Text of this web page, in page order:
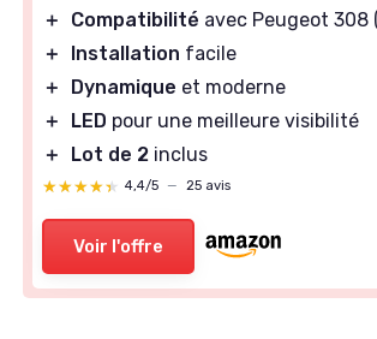
＋ Compatibilité avec Peugeot 308
＋
Installation facile
＋
Dynamique et moderne
＋
LED pour une meilleure visibilité
＋
Lot de 2 inclus
★★★★★
★★★★★ 4,4/5 — 25 avis
Voir l'offre